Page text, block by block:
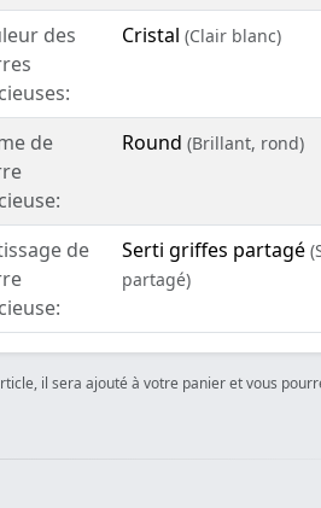
des
Cristal (Clair blanc)
de
Round (Brillant, rond)
de
Serti griffes partagé
partagé)
il sera ajouté à votre panier et vous